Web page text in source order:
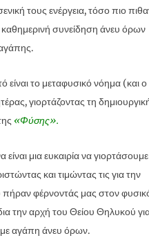
τους ενέργεια, τόσο πιο
καθημερινή συνείδηση ​​άνευ όρων
το μεταφυσικό νόημα (και ο
γιορτάζοντας τη
«Φύσης».
μια ευκαιρία να γιορτάσουμε
και τιμώντας τις για την
φέρνοντάς μας στον
την αρχή του Θείου Θηλυκού
με αγάπη άνευ όρων.